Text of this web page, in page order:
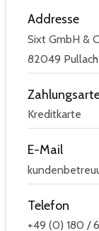
Addresse
Sixt GmbH &
82049 Pullach
Kreditkarte
E-Mail
Telefon
+49 (0) 180 /